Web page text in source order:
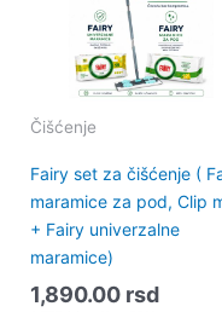
Čišćenje
Fairy set za čišćenje (
maramice za pod, Clip
+ Fairy univerzalne
maramice)
1,890.00 rsd